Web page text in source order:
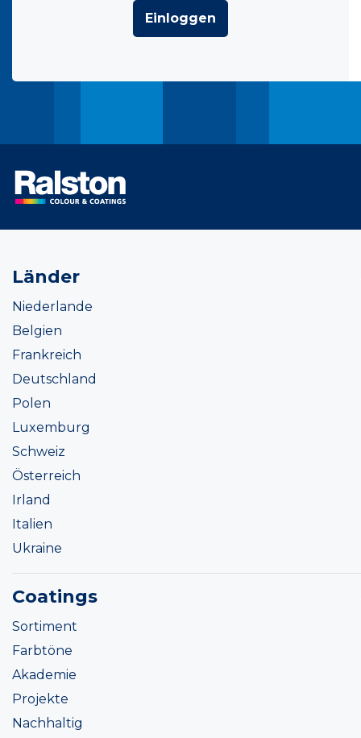
Einloggen
Länder
Niederlande
Belgien
Frankreich
Deutschland
Polen
Luxemburg
Schweiz
Österreich
Irland
Italien
Ukraine
Coatings
Sortiment
Farbtöne
Akademie
Projekte
Nachhaltig